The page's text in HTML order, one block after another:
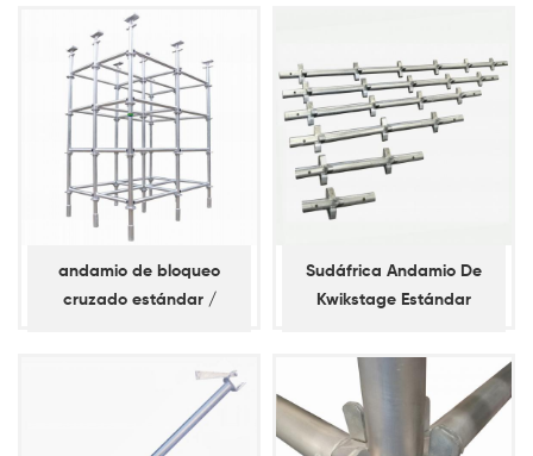
horizontal
andamio de bloqueo
cruzado estándar /
Sudáfrica Andamio De
Kwikstage Estándar